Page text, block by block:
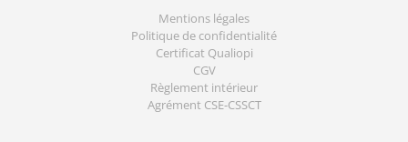
Mentions légales
Politique de confidentialité
Certificat Qualiopi
CGV
Règlement intérieur
Agrément CSE-CSSCT